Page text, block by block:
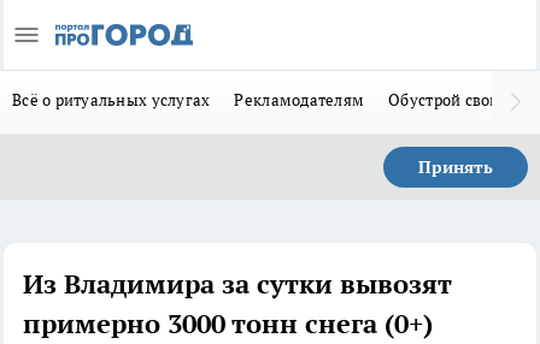
Всё о ритуальных услугах Рекламодателям Обустрой свой дом
Принять
Из Владимира за сутки вывозят
примерно 3000 тонн снега (0+)